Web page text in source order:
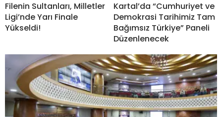
Filenin Sultanları, Milletler
Ligi’nde Yarı Finale
Yükseldi!
Kartal’da “Cumhuriyet ve
Demokrasi Tarihimiz Tam
Bağımsız Türkiye” Paneli
Düzenlenecek